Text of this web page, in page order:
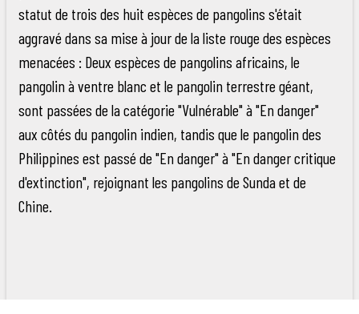
statut de trois des huit espèces de pangolins s'était
aggravé dans sa mise à jour de la liste rouge des espèces
menacées : Deux espèces de pangolins africains, le
pangolin à ventre blanc et le pangolin terrestre géant,
sont passées de la catégorie "Vulnérable" à "En danger"
aux côtés du pangolin indien, tandis que le pangolin des
Philippines est passé de "En danger" à "En danger critique
d'extinction", rejoignant les pangolins de Sunda et de
Chine.